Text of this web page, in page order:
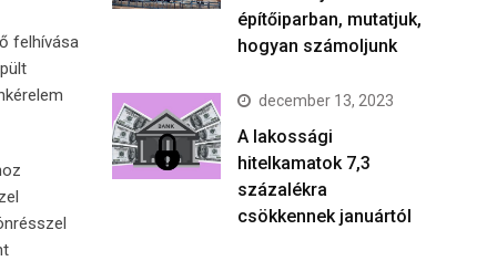
felhívása
építőiparban, mutatjuk,
hogyan számoljunk
december 13, 2023
A lakossági
hitelkamatok 7,3
százalékra
csökkennek januártól